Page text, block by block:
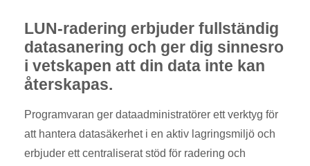
LUN-radering erbjuder fullständig
datasanering och ger dig sinnesro
i vetskapen att din data inte kan
återskapas.
Programvaran ger dataadministratörer ett verktyg för
att hantera datasäkerhet i en aktiv lagringsmiljö och
erbjuder ett centraliserat stöd för radering och